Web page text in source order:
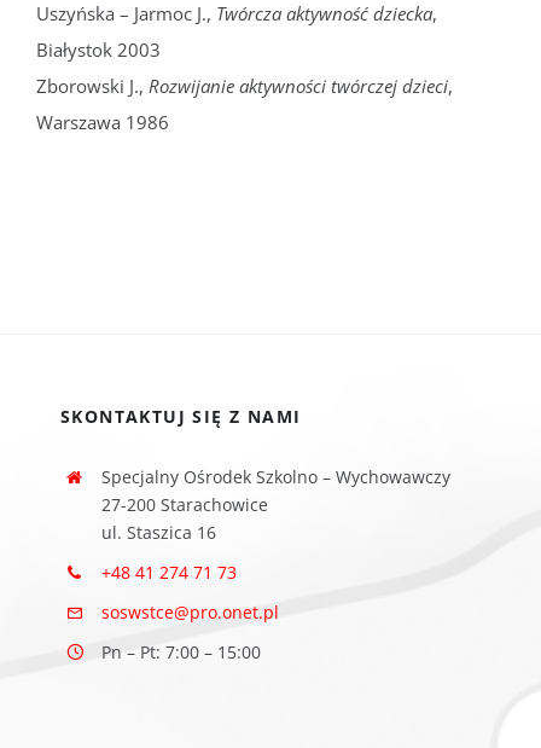
Uszyńska – Jarmoc J., Twórcza aktywność dziecka,
Białystok 2003
Zborowski J., Rozwijanie aktywności twórczej dzieci,
Warszawa 1986
SKONTAKTUJ SIĘ Z NAMI
Specjalny Ośrodek Szkolno – Wychowawczy
27-200 Starachowice
ul. Staszica 16
+48 41 274 71 73
soswstce@pro.onet.pl
Pn – Pt: 7:00 – 15:00